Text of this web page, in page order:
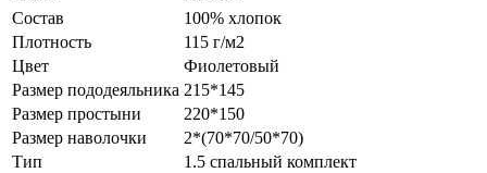
Состав
100% хлопок
Плотность
115 г/м2
Цвет
Фиолетовый
Размер пододеяльника 215*145
Размер простыни
220*150
Размер наволочки
2*(70*70/50*70)
Тип
1.5 спальный комплект